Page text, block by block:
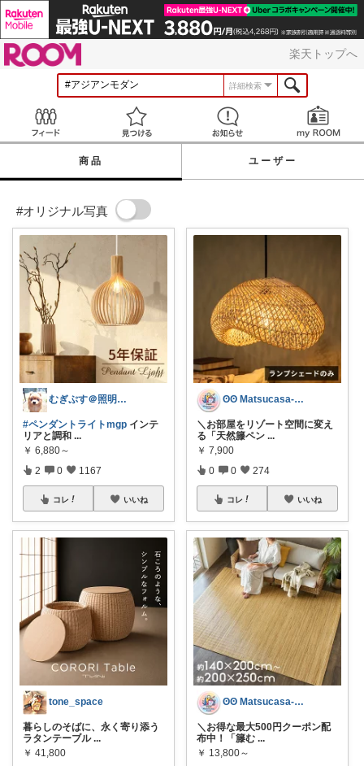
楽天トップへ
詳細検索
見つける お知らせ
商品 ユーザー
#オリジナル写真
むぎぷす＠照明とインテリアと北欧食器
#ペンダントライトmgp インテ
リアと調和 ...
￥ 6,880～
2 0 1167
コレ いいね
tone_space
暮らしのそばに、永く寄り添う
ラタンテーブル ...
￥ 41,800
ʘʘ Matsucasa-TooL ʘʘ
＼お部屋をリゾート空間に変え
る「天然籐ペン ...
￥ 7,900
0 0 274
コレ いいね
ʘʘ Matsucasa-TooL ʘʘ
＼お得な最大500円クーポン配
布中！「籐む ...
￥ 13,800～